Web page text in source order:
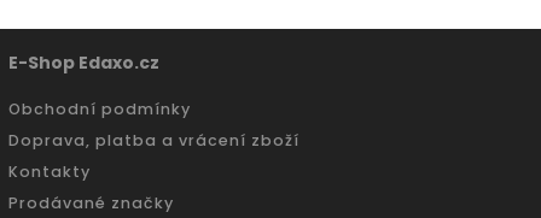
E-Shop Edaxo.cz
Obchodní podmínky
Doprava, platba a vrácení zboží
Kontakty
Prodávané značky